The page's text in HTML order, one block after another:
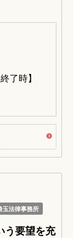
了時】
玉法律事務所
う要望を充